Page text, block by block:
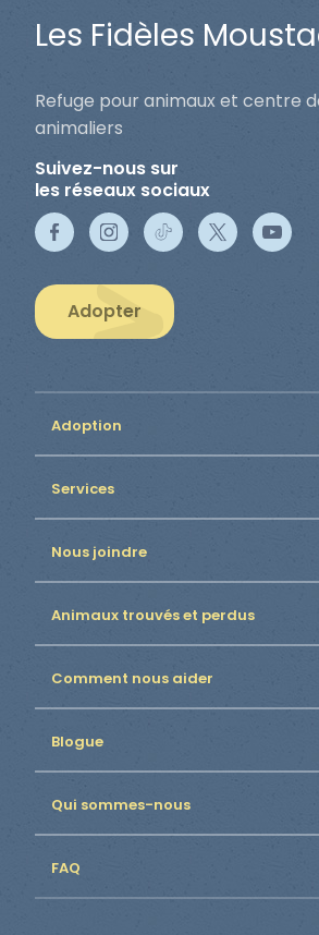
Les Fidèles
Refuge pour animaux et centre
animaliers
Suivez-nous sur
les réseaux sociaux
Adopter
Adoption
Services
Nous joindre
Animaux trouvés et perdus
Comment nous aider
Blogue
Qui sommes-nous
FAQ